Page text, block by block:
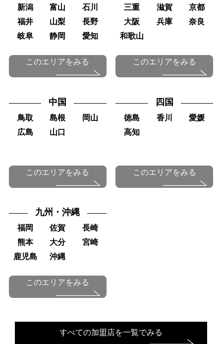
新潟 富山
石川
福井
山梨
長野
岐阜
静岡 愛知
このエリアをみる
三重 滋賀
京都
大阪
兵庫
奈良
和歌山
このエリアをみる
中国
鳥取 島根
岡山
広島
山口
このエリアをみる
四国
徳島 香川
愛媛
高知
このエリアをみる
九州・沖縄
福岡 佐賀
長崎
熊本
大分
宮崎
鹿児島
沖縄
このエリアをみる
すべての加盟店を一覧でみる